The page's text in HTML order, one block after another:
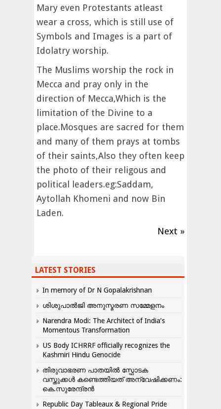
Mary even Protestants atleast
wear a cross, which is still use of
Symbols and Images is a part of
Idolatry worship.
The Muslims worship the rock in
Mecca and pray only in the
direction of Mecca,Which is the
limitation of the Divine to a
place.Mosques are sacred for them
and many of them prays at tombs
of their saints,Also they often keep
the photo of their religous and
political leaders.eg:Saddam,
Aytollah Khomeni and now Bin
Laden.
Next »
LATEST STORIES
In memory of Dr N Gopalakrishnan
ശിശുപാൽജി അനുസ്മരണ സമ്മേളനം
Narendra Modi: The Architect of India’s
Momentous Transformation
US Body ICHRRF officially recognizes the
Kashmiri Hindu Genocide
തിരുവാഭരണ പാതയിൽ സ്ഫോടക
വസ്തുക്കൾ കണ്ടെത്തിയത് അന്വേഷിക്കണം:
കെ.സുരേന്ദ്രൻ
Republic Day Tableaux & Regional Pride